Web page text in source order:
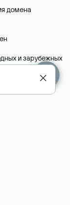
домена
и зарубежных
«Помощь».